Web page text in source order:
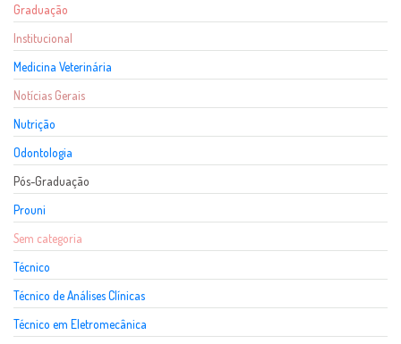
Graduação
Institucional
Medicina Veterinária
Notícias Gerais
Nutrição
Odontologia
Pós-Graduação
Prouni
Sem categoria
Técnico
Técnico de Análises Clínicas
Técnico em Eletromecânica